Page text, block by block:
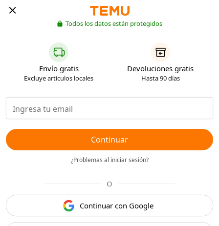
Todos los datos están protegidos
Envío gratis
Excluye artículos locales
Devoluciones gratis
Hasta 90 días
Continuar
¿Problemas al iniciar sesión?
O
Continuar con Google